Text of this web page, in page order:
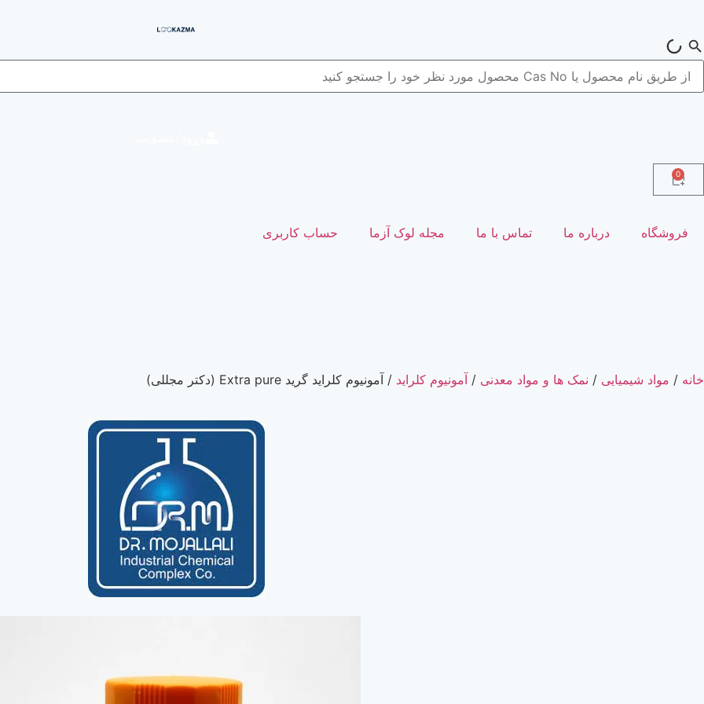
0
فروشگاه درباره ما تماس با ما مجله لوک آزما حساب کاربری
خانه / مواد شیمیایی / نمک ها و مواد معدنی / آمونیوم کلراید / آمونیوم کلراید گرید Extra pure (دکتر مجللی)